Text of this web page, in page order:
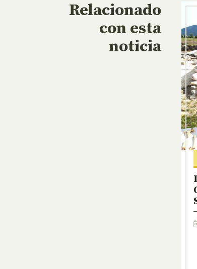
Relacionado
con esta
noticia